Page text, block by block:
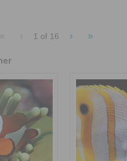
« ‹ 1 of 16 › »